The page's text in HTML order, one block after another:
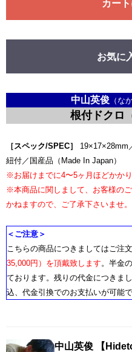
カー
お気に
中山英俊 （な
根付ドクロ
［スペック/SPEC］
19×17×28mm
紐付／国産品（Made In Japan）
※お届けまでに4〜5ヶ月ほどかかり
※本商品に関しまして、お客様の
かねますので、ご了承下さいませ。
＜ご注意＞
こちらの商品につきましてはご注文
35,000円）を頂戴致します。半金
ております。残りの代金につきま
込、代金引換でのお支払いが可能で
中山英俊 【